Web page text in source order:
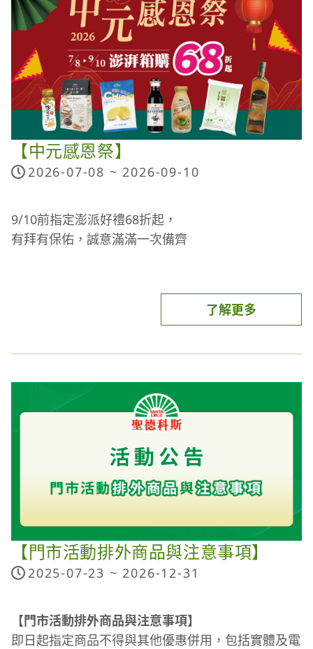
單筆消費滿888元點數10倍送(限已綁定之uniopen會
員，含基本點1倍，每會員回饋上限100點)
加價/滿額贈石斛蘭：於聖德科斯門市單筆消費滿500
元+49元加購石斛蘭(原價188元乙支)；單筆消費滿
2000元免費送石斛蘭乙支(原價188元/支)
爸氣活力，加倍好禮：
統健人氣保健品，同品項買1送1
納豆紅麴Plus複方膠囊 90粒/瓶 (原價1800元/瓶)
活力胜肽蛋白 10gX30包/盒 (原價1100元/盒)
固百能複方膠囊(含UC-II) 30粒/瓶 (原價2200元/瓶)
十倍給利：
(1) 抵用金使用期間自 2026/8/5-2026/8/14止，單筆
消費每滿1,000元可抵用100元，可累折。
(2) 聖德科斯會員與OPENPOINT會員適用。
(3) 抵用金限聖德科斯實體門市使用。
(4) 本抵用金不得與其他優惠併用，包括實體及電子
折價券(折價券/抵用金)，及全店活動(包括但不限於
全店集點/滿額折/滿額抽/滿額贈等活動)。
(5) 本抵用金不得使用於冷藏蔬果、冷藏乳品、主米
蛋、機器設備/健康器材/機能用品(含耗材與配件)、
包裝袋、運費等。
(6) 抵用金活動券不得折兌現金或找零，如有遺失、
額計算。
(2) 2025/8/6-8/10單筆消費滿888元點數10倍送(含基
本點1倍)，限已綁定之uniopen會員，每人回饋上限
100點；本活動採事後贈點；最晚須於活動前一日註
冊成為uniopen會員，完成認證綁定程序，方符合活
(3) 贈送點數將於2026/9/15前回饋完畢，點數使用效
期至2026/10/31，逾期失效。
加價/滿額贈石斛蘭：
(1) 滿額活動須扣除折價金額後，以最後實際支付金
(2) 滿額贈石斛蘭不適用於冷藏蔬果、冷藏乳品、主
米食、訂閱制、保健品牌(倍適/娘家(含精補品))、茶
【中元感恩祭】
2026-07-08 ~ 2026-09-10
9/10前指定澎派好禮68折起，
有拜有保佑，誠意滿滿一次備齊
了解更多
【門市活動排外商品與注意事項】
2025-07-23 ~ 2026-12-31
【門市活動排外商品與注意事項】
即日起指定商品不得與其他優惠併用，包括實體及電